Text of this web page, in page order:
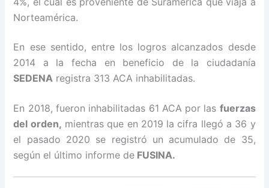
Norteamérica.
En ese sentido, entre los logros alcanzados desde
2014 a la fecha en beneficio de la ciudadanía
SEDENA registra 313 ACA inhabilitadas.
En 2018, fueron inhabilitadas 61 ACA por las fuerzas
del orden, mientras que en 2019 la cifra llegó a 36 y
el pasado 2020 se registró un acumulado de 35,
según el último informe de FUSINA.